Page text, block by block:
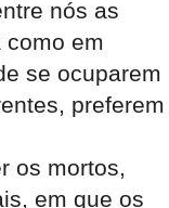
nós as
como em
se ocuparem
preferem
os mortos,
em que os